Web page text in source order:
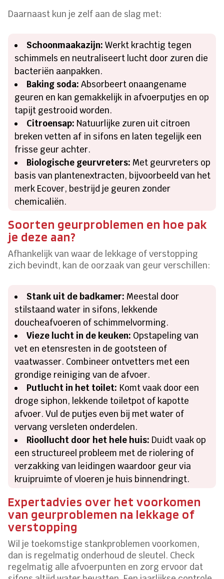
Daarnaast kun je zelf aan de slag met:
Schoonmaakazijn: Werkt krachtig tegen
schimmels en neutraliseert lucht door zuren die
bacteriën aanpakken.
Baking soda: Absorbeert onaangename
geuren en kan gemakkelijk in afvoerputjes en op
tapijt gestrooid worden.
Citroensap: Natuurlijke zuren uit citroen
breken vetten af in sifons en laten tegelijk een
frisse geur achter.
Biologische geurvreters: Met geurvreters op
basis van plantenextracten, bijvoorbeeld van het
merk Ecover, bestrijd je geuren zonder
chemicaliën.
Soorten geurproblemen en hoe pak
je deze aan?
Afhankelijk van waar de lekkage of verstopping
zich bevindt, kan de oorzaak van geur verschillen:
Stank uit de badkamer: Meestal door
stilstaand water in sifons, lekkende
doucheafvoeren of schimmelvorming.
Vieze lucht in de keuken: Opstapeling van
vet en etensresten in de gootsteen of
vaatwasser. Combineer ontvetters met een
grondige reiniging van de afvoer.
Putlucht in het toilet: Komt vaak door een
droge siphon, lekkende toiletpot of kapotte
afvoer. Vul de putjes even bij met water of
vervang versleten onderdelen.
Rioollucht door het hele huis: Duidt vaak op
een structureel probleem met de riolering of
verzakking van leidingen waardoor geur via
kruipruimte of vloeren je huis binnendringt.
Expertadvies over het voorkomen
van geurproblemen na lekkage of
verstopping
Wil je toekomstige stankproblemen voorkomen,
dan is regelmatig onderhoud de sleutel. Check
regelmatig alle afvoerpunten en zorg ervoor dat